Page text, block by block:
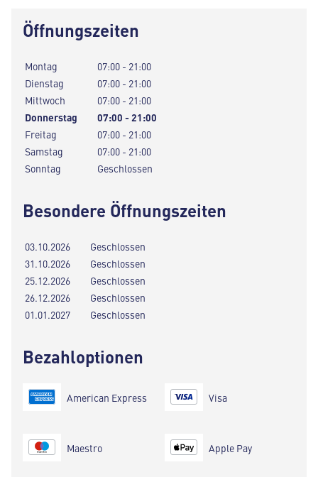
Öffnungszeiten
Montag
07:00 - 21:00
Dienstag
07:00 - 21:00
Mittwoch
07:00 - 21:00
Donnerstag
07:00 - 21:00
Freitag
07:00 - 21:00
Samstag
07:00 - 21:00
Sonntag
Geschlossen
Besondere Öffnungszeiten
03.10.2026
Geschlossen
31.10.2026
Geschlossen
25.12.2026
Geschlossen
26.12.2026
Geschlossen
01.01.2027
Geschlossen
Bezahloptionen
American Express
Maestro
Visa
Apple Pay